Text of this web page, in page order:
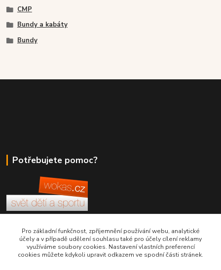
CMP
Bundy a kabáty
Bundy
Potřebujete pomoc?
+420 380 830 198
wokas.online@yahoo.cz
Pro základní funkčnost, zpříjemnění používání webu, analytické
účely a v případě udělení souhlasu také pro účely cílení reklamy
využíváme soubory cookies. Nastavení vlastních preferencí
cookies můžete kdykoli upravit odkazem ve spodní části stránek.